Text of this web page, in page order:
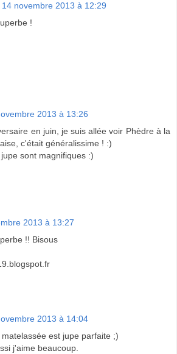
14 novembre 2013 à 12:29
!
2013 à 13:26
en juin, je suis allée voir Phèdre à la
c'était généralissime ! :)
sont magnifiques :)
2013 à 13:27
!! Bisous
2013 à 14:04
est jupe parfaite ;)
j'aime beaucoup.